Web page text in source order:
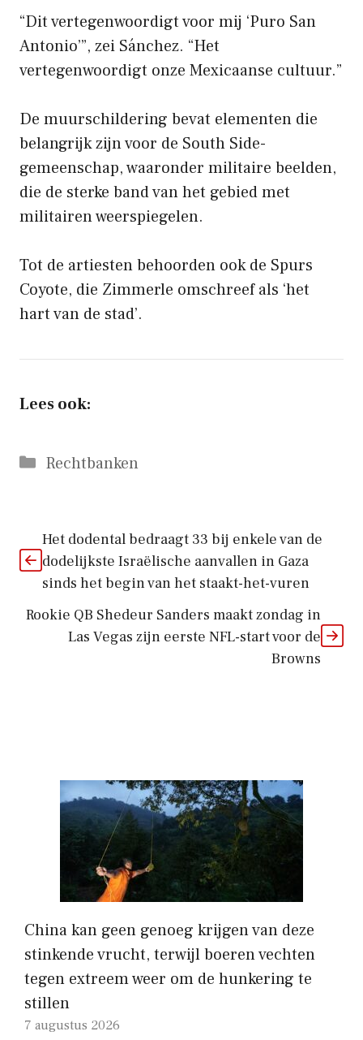
“Dit vertegenwoordigt voor mij ‘Puro San
Antonio’”, zei Sánchez. “Het
vertegenwoordigt onze Mexicaanse cultuur.”
De muurschildering bevat elementen die
belangrijk zijn voor de South Side-
gemeenschap, waaronder militaire beelden,
die de sterke band van het gebied met
militairen weerspiegelen.
Tot de artiesten behoorden ook de Spurs
Coyote, die Zimmerle omschreef als ‘het
hart van de stad’.
Lees ook:
Categorieën
Rechtbanken
Het dodental bedraagt ​​33 bij enkele van de
dodelijkste Israëlische aanvallen in Gaza
sinds het begin van het staakt-het-vuren
Rookie QB Shedeur Sanders maakt zondag in
Las Vegas zijn eerste NFL-start voor de
Browns
China kan geen genoeg krijgen van deze
stinkende vrucht, terwijl boeren vechten
tegen extreem weer om de hunkering te
stillen
7 augustus 2026